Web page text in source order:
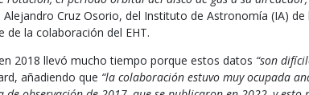
Alejandro Cruz Osorio, del Instituto de Astronomía (IA) de
de la colaboración del EHT.
2018 llevó mucho tiempo porque estos datos “son
añadiendo que “la colaboración estuvo muy ocupada